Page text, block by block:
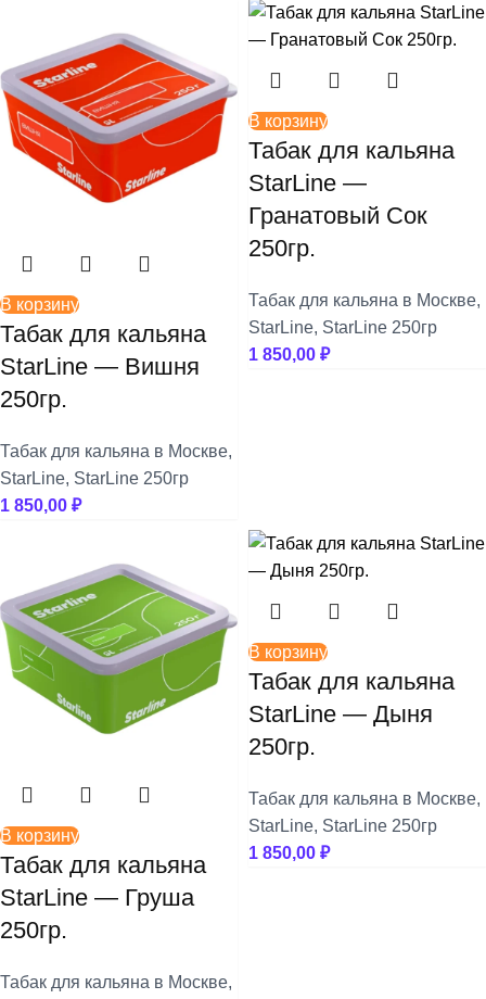
В корзину
Табак для кальяна
StarLine — Вишня
250гр.
Табак для кальяна в Москве,
StarLine, StarLine 250гр
1 850,00 ₽
В корзину
Табак для кальяна
StarLine —
Гранатовый Сок
250гр.
Табак для кальяна в Москве,
StarLine, StarLine 250гр
1 850,00 ₽
В корзину
Табак для кальяна
StarLine — Груша
250гр.
Табак для кальяна в Москве,
В корзину
Табак для кальяна
StarLine — Дыня
250гр.
Табак для кальяна в Москве,
StarLine, StarLine 250гр
1 850,00 ₽